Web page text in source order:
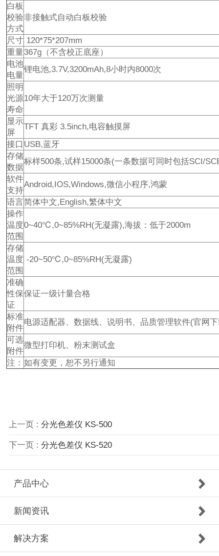
白板
校验
方式
非接触式自动白板校验
尺寸 120*75*207mm
重量367g（不含校正底座）
电池
电量
锂电池,3.7V,3200mAh,8小时内8000次
照明
光源
寿命
10年大于120万次测量
显示
屏
TFT 真彩 3.5inch,电容触摸屏
接口 USB,蓝牙
存储
数据
标样500条,试样15000条(一条数据可同时包括SCI/
软件
支持
Android,IOS,Windows,微信小程序,鸿蒙
语言简体中文,English,繁体中文
操作
温度
范围
0~40℃,0~85%RH(无凝露),海拔：低于2000m
存储
温度
范围
-20~50℃,0~85%RH(无凝露)
准确
性保
证
保证一级计量合格
标准
附件
电源适配器、数据线、说明书、品质管理软件(官网
可选
附件
微型打印机、粉末测试盒
注： 如有变更，恕不另行通知
上一页 : 分光色差仪 KS-500
下一页 : 分光色差仪 KS-520
产品中心
新闻资讯
解决方案